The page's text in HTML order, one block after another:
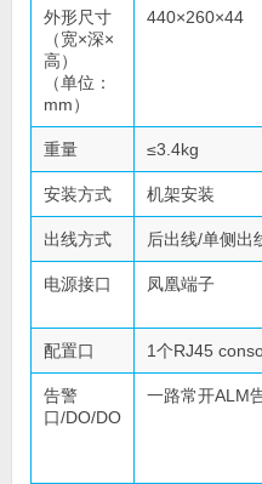
外形尺寸
（宽×深×
高）
（单位：
mm）
440×260×44
重量 ≤3.4kg
安装方式 机架安装
出线方式 后出线/单侧出
电源接口 凤凰端子
配置口 1个RJ45
告警
口/DO/DO
一路常开ALM